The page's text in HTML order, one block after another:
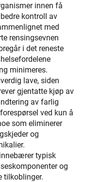
innen få
kontroll av
med
rensingsevnen
i det reneste
minimeres.
lave, siden
gjentatte kjøp av
av farlig
ved kun å
som eliminerer
og
typisk
og
tilkoblinger.